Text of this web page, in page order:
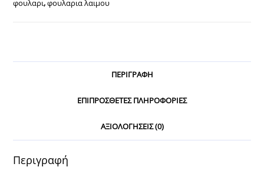
φουλαρι,φουλαρια λαιμου
ΠΕΡΙΓΡΑΦΉ
ΕΠΙΠΡΌΣΘΕΤΕΣ ΠΛΗΡΟΦΟΡΊΕΣ
ΑΞΙΟΛΟΓΉΣΕΙΣ (0)
Περιγραφή